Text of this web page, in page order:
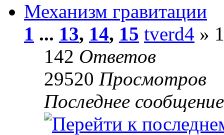
Механизм гравитации
1 ... 13, 14, 15 tverd4 »
142 Ответов
29520 Просмотров
Последнее